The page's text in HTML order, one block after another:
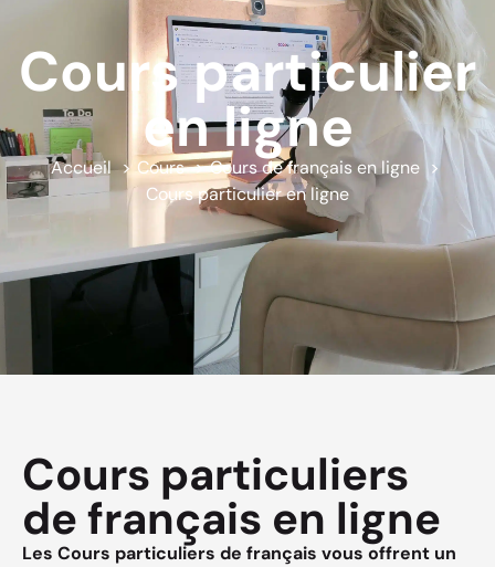
Cours particulier
en ligne
Accueil Cours
Cours de français en ligne
Cours particulier en ligne
Cours particuliers
de français en ligne
Les Cours particuliers de français vous offrent un